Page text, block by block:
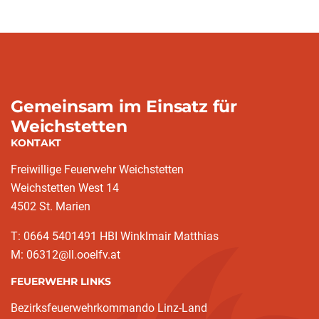
Gemeinsam im Einsatz für
Weichstetten
KONTAKT
Freiwillige Feuerwehr Weichstetten
Weichstetten West 14
4502 St. Marien
T: 0664 5401491 HBI Winklmair Matthias
M: 06312@ll.ooelfv.at
FEUERWEHR LINKS
Bezirksfeuerwehrkommando Linz-Land